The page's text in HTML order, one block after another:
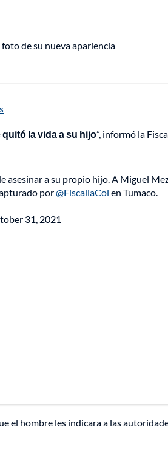
de su nueva apariencia
la vida a su hijo”, informó la
asesinar a su propio hijo. A Miguel
por@FiscaliaCol en Tumaco.
31, 2021
el hombre les indicara a las